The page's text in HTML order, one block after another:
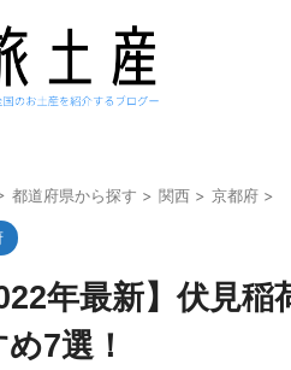
都道府県から探す > 関西 > 京都府 >
年最新】伏見
7選！